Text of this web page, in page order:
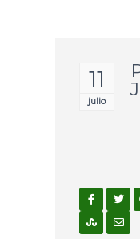
11
julio